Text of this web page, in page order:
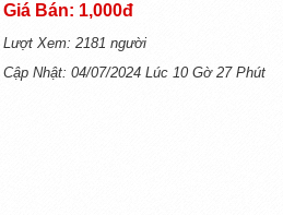
Giá Bán: 1,000đ
Lượt Xem: 2181 người
Cập Nhật: 04/07/2024 Lúc 10 Gờ 27 Phút